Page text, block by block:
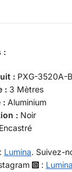
:
: PXG-3520A-
: 3 Mètres
: Aluminium
: Noir
Encastré
: Lumina. Suivez-
: Lumina